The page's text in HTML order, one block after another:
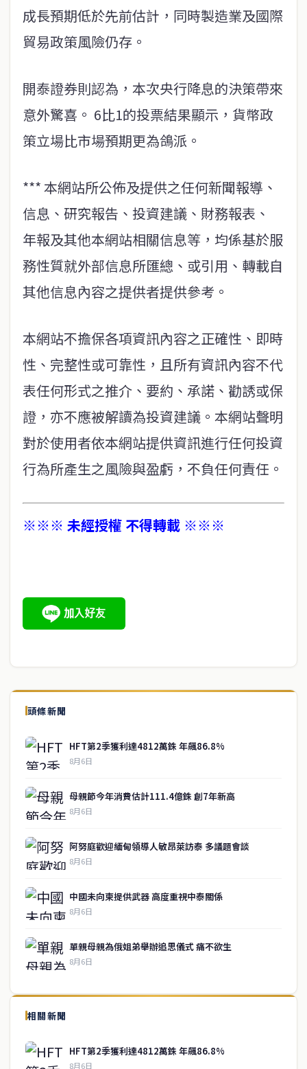
成長預期低於先前估計，同時製造業及國際
貿易政策風險仍存。
開泰證券則認為，本次央行降息的決策帶來
意外驚喜。 6比1的投票結果顯示，貨幣政
策立場比市場預期更為鴿派。
*** 本網站所公佈及提供之任何新聞報導、
信息、研究報告、投資建議、財務報表、
年報及其他本網站相關信息等，均係基於服
務性質就外部信息所匯總、或引用、轉載自
其他信息內容之提供者提供參考。
本網站不擔保各項資訊內容之正確性、即時
性、完整性或可靠性，且所有資訊內容不代
表任何形式之推介、要約、承諾、勸誘或保
證，亦不應被解讀為投資建議。本網站聲明
對於使用者依本網站提供資訊進行任何投資
行為所產生之風險與盈虧，不負任何責任。
※※※ 未經授權 不得轉載 ※※※
頭條新聞
HFT第2季獲利達4812萬銖 年飆86.8%
8月6日
母親節今年消費估計111.4億銖 創7年新高
8月6日
阿努庭歡迎緬甸領導人敏昂萊訪泰 多議題會談
8月6日
中國未向柬提供武器 高度重視中泰關係
8月6日
單親母親為俄姐弟舉辦追思儀式 痛不欲生
8月6日
相關新聞
HFT第2季獲利達4812萬銖 年飆86.8%
8月6日
泰國中文新聞（TCN）是一家總部設於曼谷的中文新聞媒體，致力於
service@thaichinesenews.com ↑ 回到頂端